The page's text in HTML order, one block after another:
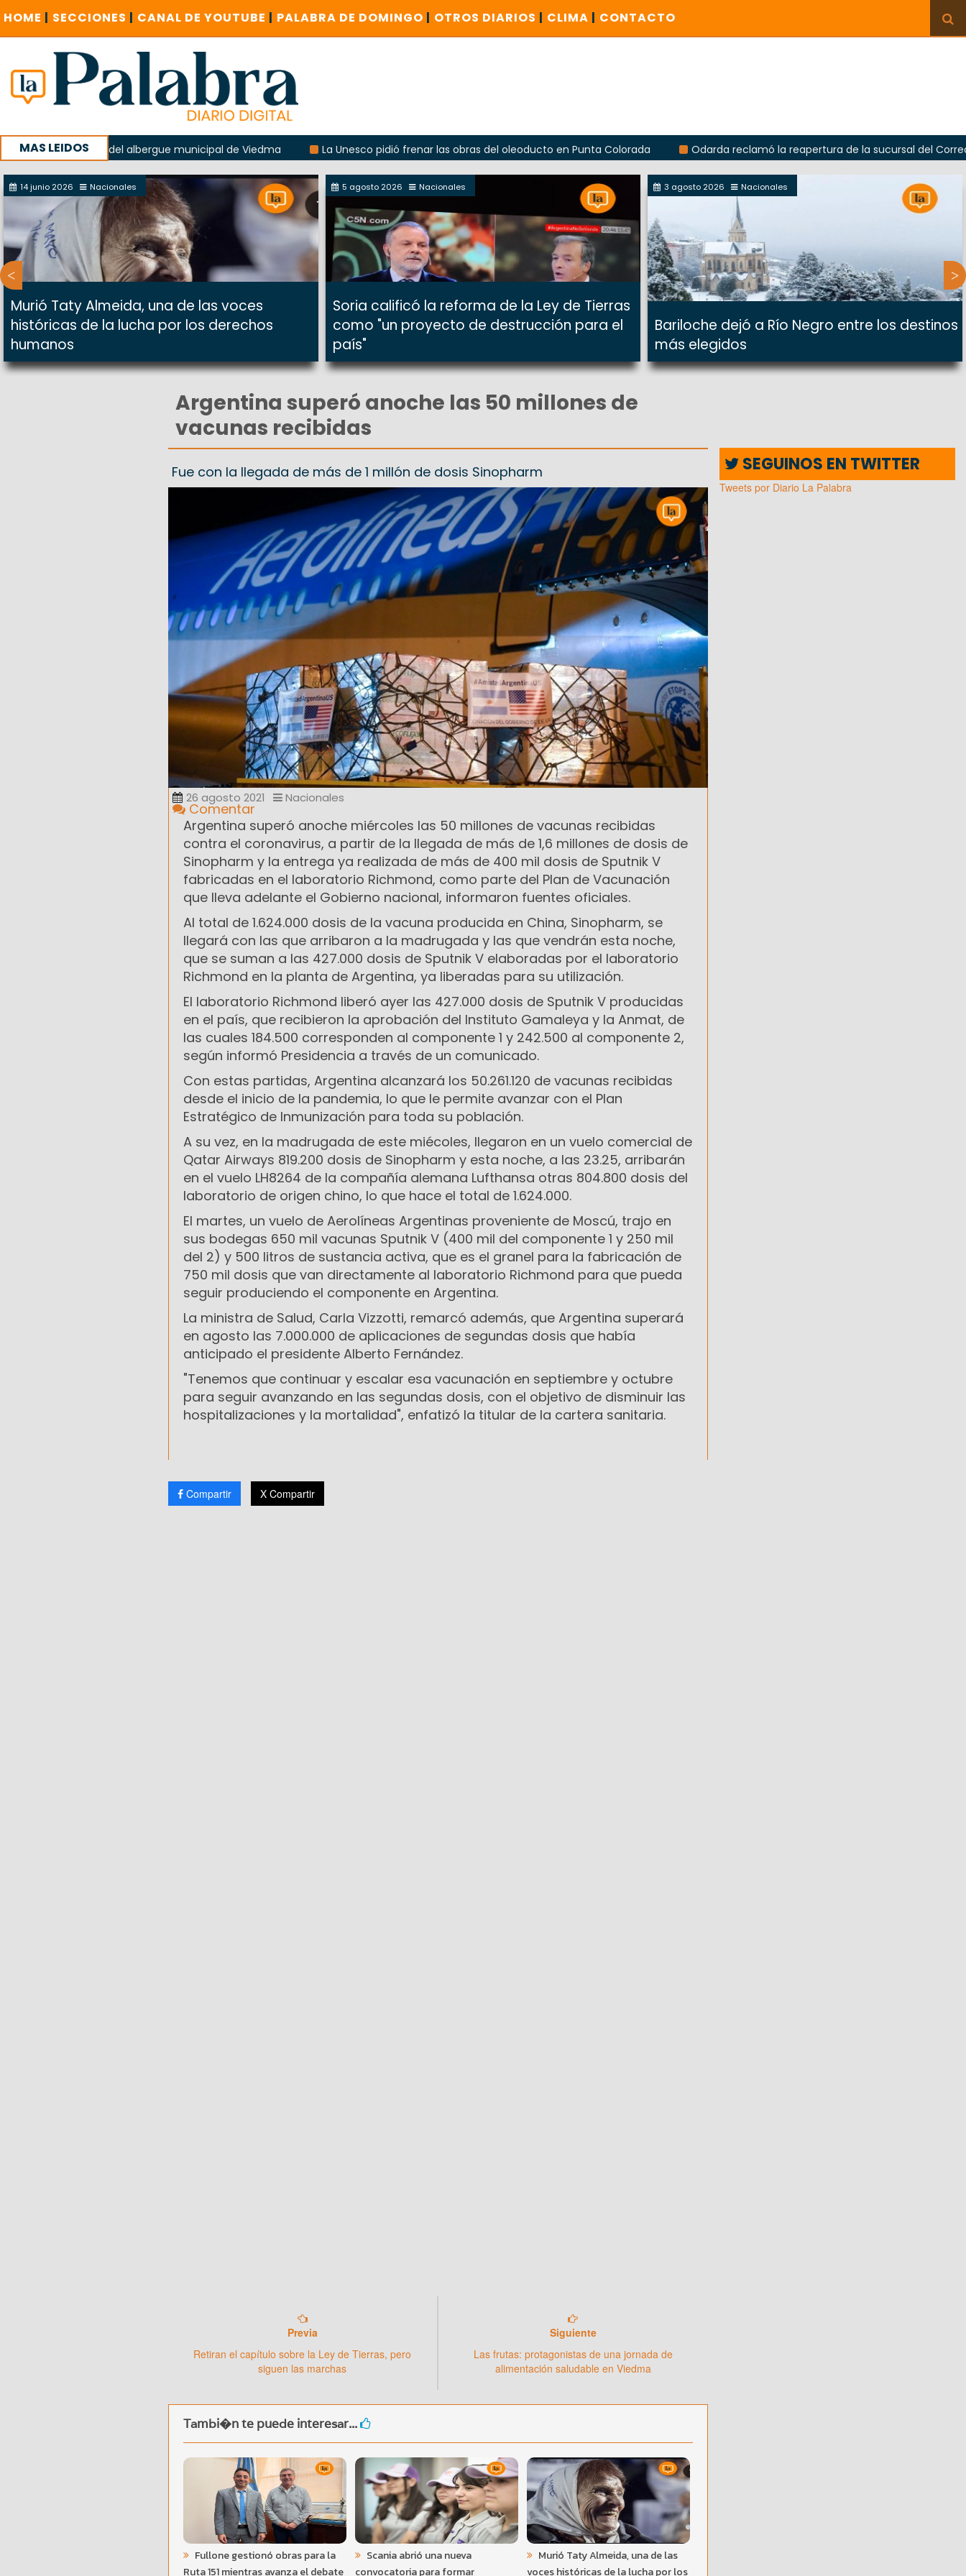
HOME | SECCIONES | CANAL DE YOUTUBE | PALABRA DE DOMINGO | OTROS DIARIOS | CLIMA | CONTACTO
MAS LEIDOS
explosión del albergue municipal de Viedma La Unesco pidió frenar las obras del oleoducto en Punta Colorada
Odarda reclamó la reapertura de la sucursal del Correo
con un encuentro provincial en Roca
14 junio 2026 Nacionales
Murió Taty Almeida, una de las voces
históricas de la lucha por los derechos
humanos
5 agosto 2026 Nacionales
Soria calificó la reforma de la Ley de Tierras
como "un proyecto de destrucción para el
país"
3 agosto 2026 Nacionales
Bariloche dejó a Río Negro entre los destinos
más elegidos
Argentina superó anoche las 50 millones de
vacunas recibidas
Fue con la llegada de más de 1 millón de dosis Sinopharm
26 agosto 2021 Nacionales
Comentar
Argentina superó anoche miércoles las 50 millones de vacunas recibidas
contra el coronavirus, a partir de la llegada de más de 1,6 millones de dosis de
Sinopharm y la entrega ya realizada de más de 400 mil dosis de Sputnik V
fabricadas en el laboratorio Richmond, como parte del Plan de Vacunación
que lleva adelante el Gobierno nacional, informaron fuentes oficiales.
Al total de 1.624.000 dosis de la vacuna producida en China, Sinopharm, se
llegará con las que arribaron a la madrugada y las que vendrán esta noche,
que se suman a las 427.000 dosis de Sputnik V elaboradas por el laboratorio
Richmond en la planta de Argentina, ya liberadas para su utilización.
El laboratorio Richmond liberó ayer las 427.000 dosis de Sputnik V producidas
en el país, que recibieron la aprobación del Instituto Gamaleya y la Anmat, de
las cuales 184.500 corresponden al componente 1 y 242.500 al componente 2,
según informó Presidencia a través de un comunicado.
Con estas partidas, Argentina alcanzará los 50.261.120 de vacunas recibidas
desde el inicio de la pandemia, lo que le permite avanzar con el Plan
Estratégico de Inmunización para toda su población.
A su vez, en la madrugada de este miécoles, llegaron en un vuelo comercial de
Qatar Airways 819.200 dosis de Sinopharm y esta noche, a las 23.25, arribarán
en el vuelo LH8264 de la compañía alemana Lufthansa otras 804.800 dosis del
laboratorio de origen chino, lo que hace el total de 1.624.000.
El martes, un vuelo de Aerolíneas Argentinas proveniente de Moscú, trajo en
sus bodegas 650 mil vacunas Sputnik V (400 mil del componente 1 y 250 mil
del 2) y 500 litros de sustancia activa, que es el granel para la fabricación de
750 mil dosis que van directamente al laboratorio Richmond para que pueda
seguir produciendo el componente en Argentina.
La ministra de Salud, Carla Vizzotti, remarcó además, que Argentina superará
en agosto las 7.000.000 de aplicaciones de segundas dosis que había
anticipado el presidente Alberto Fernández.
"Tenemos que continuar y escalar esa vacunación en septiembre y octubre
para seguir avanzando en las segundas dosis, con el objetivo de disminuir las
hospitalizaciones y la mortalidad", enfatizó la titular de la cartera sanitaria.
Compartir X Compartir
Previa
Retiran el capítulo sobre la Ley de Tierras, pero
siguen las marchas
Siguiente
Las frutas: protagonistas de una jornada de
alimentación saludable en Viedma
Tambi�n te puede interesar...
Fullone gestionó obras para la
Ruta 151 mientras avanza el debate
Scania abrió una nueva
convocatoria para formar
Murió Taty Almeida, una de las
voces históricas de la lucha por los
SEGUINOS EN TWITTER
Tweets por Diario La Palabra